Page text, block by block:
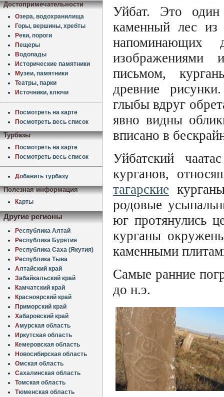
Достопримечательности
Озера, водохранилища
Горы, вершины, хребты
Реки, пороги
Пещеры
Водопады
Исторические памятники
Музеи, памятники
Театры, парки
Источники, ключи
Посмотреть на карте
Посмотреть весь список
Турбазы
Посмотреть на карте
Посмотреть весь список
Добавить турбазу
Полезная информация
Карты
Другие регионы
Республика Алтай
Республика Бурятия
Республика Саха (Якутия)
Республика Тыва
Алтайский край
Забайкальский край
Камчатский край
Красноярский край
Приморский край
Хабаровский край
Амурская область
Иркутская область
Кемеровская область
Новосибирская область
Омская область
Сахалинская область
Томская область
Тюменская область
Уйбат. Это
каменный лес из
напоминающих
изображениями
письмом,
древние
глыбы вдруг
явно видны
вписано в
Уйбатский
курганов,
тагарские
родовые
юг протянулись
курганы
каменными
Самые ранние
до н.э.